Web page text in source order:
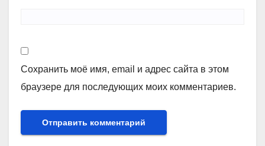
Сохранить моё имя, email и адрес сайта в этом
браузере для последующих моих комментариев.